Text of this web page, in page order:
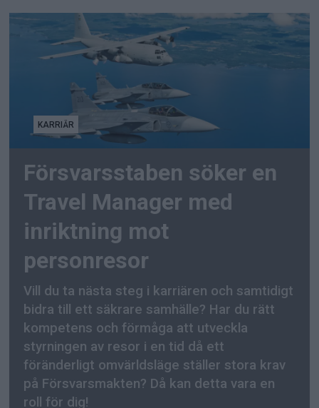
KARRIÄR
Försvarsstaben söker en
Travel Manager med
inriktning mot
personresor
Vill du ta nästa steg i karriären och samtidigt
bidra till ett säkrare samhälle? Har du rätt
kompetens och förmåga att utveckla
styrningen av resor i en tid då ett
föränderligt omvärldsläge ställer stora krav
på Försvarsmakten? Då kan detta vara en
roll för dig!